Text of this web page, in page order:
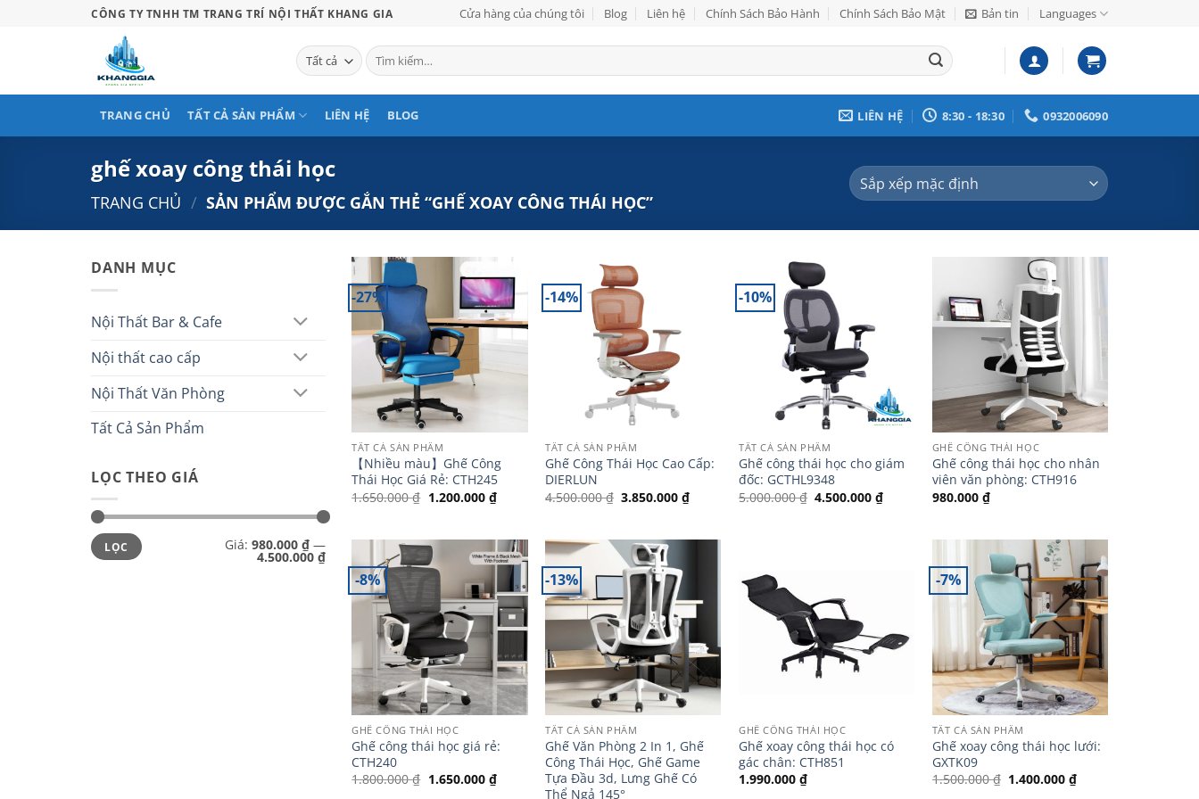
CÔNG TY TNHH TM TRANG TRÍ NỘI THẤT KHANG GIA Cửa hàng của chúng tôi Blog Liên hệ Chính Sách Bảo Hành Chính Sách Bảo Mật Bản tin Languages
Tìm
kiếm:
TRANG CHỦ TẤT CẢ SẢN PHẨM LIÊN HỆ BLOG LIÊN HỆ 8:30 - 18:30 0932006090
ghế xoay công thái học
TRANG CHỦ / SẢN PHẨM ĐƯỢC GẮN THẺ “GHẾ XOAY CÔNG THÁI HỌC”
DANH MỤC
Nội Thất Bar & Cafe
Nội thất cao cấp
Nội Thất Văn Phòng
Tất Cả Sản Phẩm
LỌC THEO GIÁ
Giá
tối
thiểu
Giá
tối
đa
LỌC Giá: 980.000 ₫—
4.500.000 ₫
-27%
TẤT CẢ SẢN PHẨM
【 Nhiều màu】Ghế Công
Thái Học Giá Rẻ: CTH245
1.650.000₫ Giá
1.200.000 ₫Giá
hiện
1.200.000 ₫.
-14%
TẤT CẢ SẢN PHẨM
Ghế Công Thái Học Cao Cấp:
DIERLUN
4.500.000₫ Giá
3.850.000₫Giá
-10%
TẤT CẢ SẢN PHẨM
Ghế công thái học cho giám
đốc: GCTHL9348
5.000.000₫ Giá
4.500.000₫Giá
GHẾ CÔNG THÁI HỌC
Ghế công thái học cho nhân
viên văn phòng: CTH916
980.000 ₫
-8%
GHẾ CÔNG THÁI HỌC
Ghế công thái học giá rẻ:
CTH240
1.800.000₫ Giá
1.650.000 ₫Giá
hiện
-13%
TẤT CẢ SẢN PHẨM
Ghế Văn Phòng 2 In 1, Ghế
Công Thái Học, Ghế Game
Tựa Đầu 3d, Lưng Ghế Có
Thể Ngả 145°
GHẾ CÔNG THÁI HỌC
Ghế xoay công thái học có
gác chân: CTH851
1.990.000₫
-7%
TẤT CẢ SẢN PHẨM
Ghế xoay công thái học lưới:
GXTK09
1.500.000₫ Giá
1.400.000₫Giá